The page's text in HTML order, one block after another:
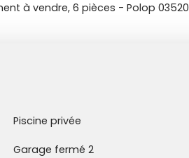
à vendre, 6 pièces - Polop 03520
Piscine privée
Garage fermé 2